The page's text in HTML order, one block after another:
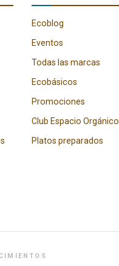
Ecoblog
Eventos
Todas las marcas
Ecobásicos
Promociones
Club Espacio Orgánico
Platos preparados